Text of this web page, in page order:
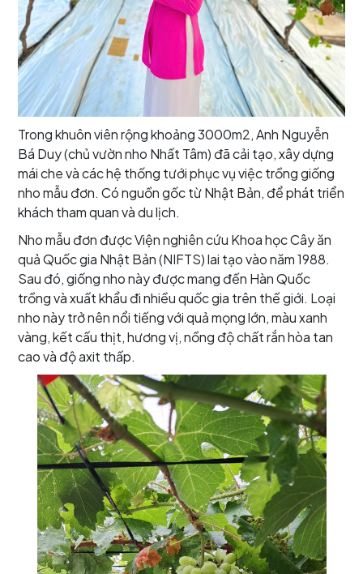
Trong khuôn viên rộng khoảng 3000m2, Anh Nguyễn
Bá Duy (chủ vườn nho Nhất Tâm) đã cải tạo, xây dựng
mái che và các hệ thống tưới phục vụ việc trồng giống
nho mẫu đơn. Có nguồn gốc từ Nhật Bản, để phát triển
khách tham quan và du lịch.
Nho mẫu đơn được Viện nghiên cứu Khoa học Cây ăn
quả Quốc gia Nhật Bản (NIFTS) lai tạo vào năm 1988.
Sau đó, giống nho này được mang đến Hàn Quốc
trồng và xuất khẩu đi nhiều quốc gia trên thế giới. Loại
nho này trở nên nổi tiếng với quả mọng lớn, màu xanh
vàng, kết cấu thịt, hương vị, nồng độ chất rắn hòa tan
cao và độ axit thấp.